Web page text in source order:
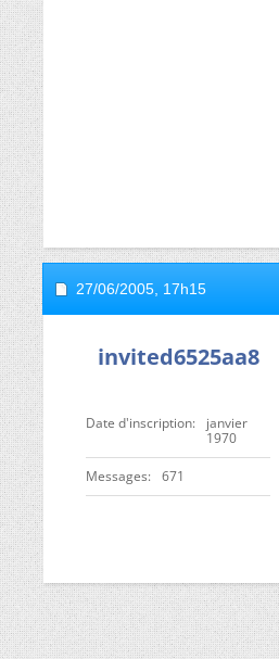
27/06/2005, 17h15
invited6525aa8
Date d'inscription
janvier
1970
Messages 671